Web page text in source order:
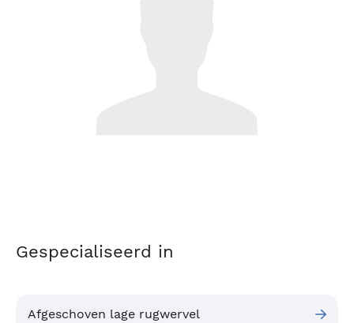
Gespecialiseerd in
Afgeschoven lage rugwervel